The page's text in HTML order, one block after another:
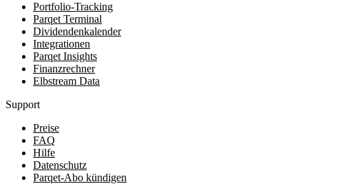
Portfolio-Tracking
Parqet Terminal
Dividendenkalender
Integrationen
Parqet Insights
Finanzrechner
Elbstream Data
Support
Preise
FAQ
Hilfe
Datenschutz
Parqet-Abo kündigen